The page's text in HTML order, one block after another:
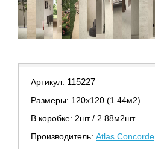
Артикул: 115227
Размеры: 120х120 (1.44м2)
В коробке: 2шт / 2.88м2шт
Производитель: Atlas Concorde